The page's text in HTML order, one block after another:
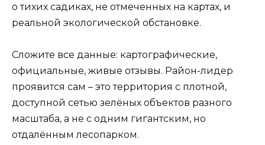
о тихих садиках, не отмеченных на картах, и
реальной экологической обстановке.
Сложите все данные: картографические,
официальные, живые отзывы. Район-лидер
проявится сам – это территория с плотной,
доступной сетью зелёных объектов разного
масштаба, а не с одним гигантским, но
отдалённым лесопарком.